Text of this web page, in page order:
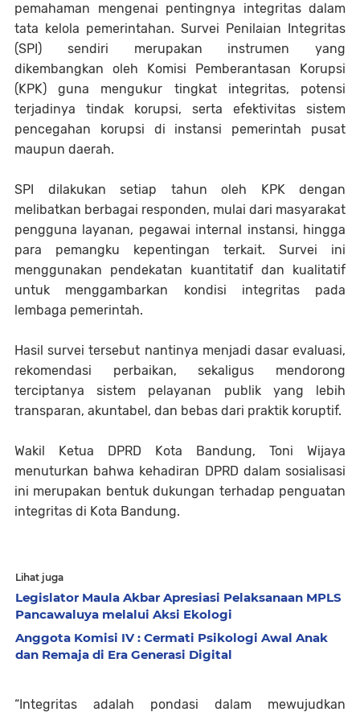
pemahaman mengenai pentingnya integritas dalam
tata kelola pemerintahan. Survei Penilaian Integritas
(SPI) sendiri merupakan instrumen yang
dikembangkan oleh Komisi Pemberantasan Korupsi
(KPK) guna mengukur tingkat integritas, potensi
terjadinya tindak korupsi, serta efektivitas sistem
pencegahan korupsi di instansi pemerintah pusat
maupun daerah.
SPI dilakukan setiap tahun oleh KPK dengan
melibatkan berbagai responden, mulai dari masyarakat
pengguna layanan, pegawai internal instansi, hingga
para pemangku kepentingan terkait. Survei ini
menggunakan pendekatan kuantitatif dan kualitatif
untuk menggambarkan kondisi integritas pada
lembaga pemerintah.
Hasil survei tersebut nantinya menjadi dasar evaluasi,
rekomendasi perbaikan, sekaligus mendorong
terciptanya sistem pelayanan publik yang lebih
transparan, akuntabel, dan bebas dari praktik koruptif.
Wakil Ketua DPRD Kota Bandung, Toni Wijaya
menuturkan bahwa kehadiran DPRD dalam sosialisasi
ini merupakan bentuk dukungan terhadap penguatan
integritas di Kota Bandung.
Lihat juga
Legislator Maula Akbar Apresiasi Pelaksanaan MPLS
Pancawaluya melalui Aksi Ekologi
Anggota Komisi IV : Cermati Psikologi Awal Anak
dan Remaja di Era Generasi Digital
“Integritas adalah pondasi dalam mewujudkan